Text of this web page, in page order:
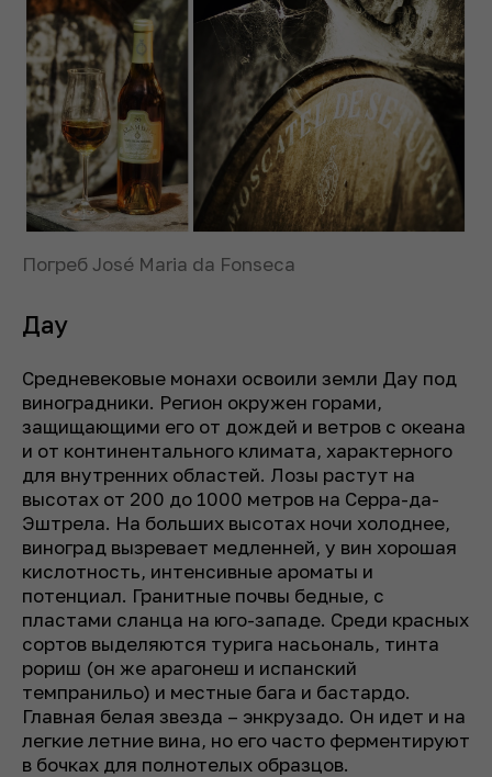
Погреб José Maria da Fonseca
Дау
Средневековые монахи освоили земли Дау под
виноградники. Регион окружен горами,
защищающими его от дождей и ветров с океана
и от континентального климата, характерного
для внутренних областей. Лозы растут на
высотах от 200 до 1000 метров на Серра-да-
Эштрела. На больших высотах ночи холоднее,
виноград вызревает медленней, у вин хорошая
кислотность, интенсивные ароматы и
потенциал. Гранитные почвы бедные, с
пластами сланца на юго-западе. Среди красных
сортов выделяются турига насьональ, тинта
рориш (он же арагонеш и испанский
темпранильо) и местные бага и бастардо.
Главная белая звезда – энкрузадо. Он идет и на
легкие летние вина, но его часто ферментируют
в бочках для полнотелых образцов.